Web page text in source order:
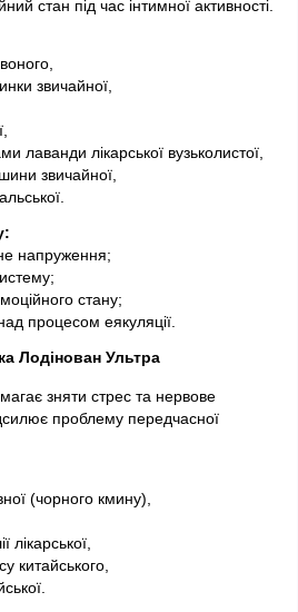
стан під час інтимної активності.
звичайної,
лаванди лікарської вузьколистої,
звичайної,
напруження;
стану;
процесом еякуляції.
Лодінован Ультра
зняти стрес та нервове
проблему передчасної
(чорного кмину),
лікарської,
китайського,